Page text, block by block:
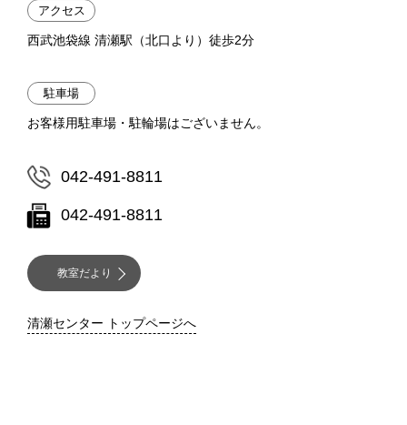
アクセス
西武池袋線 清瀬駅（北口より）徒歩2分
駐車場
お客様用駐車場・駐輪場はございません。
042-491-8811
042-491-8811
教室だより
清瀬センター トップページへ